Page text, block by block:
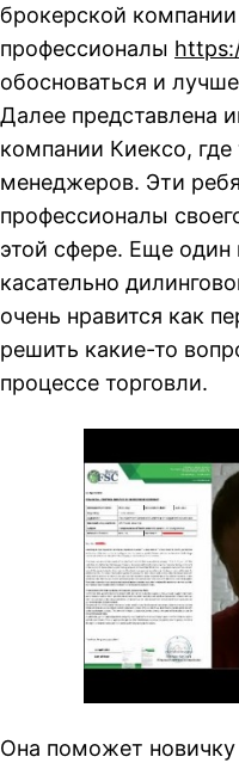
брокерской
профессионалы
обосноваться и
Далее представлена
компании Киексо,
менеджеров. Эти
профессионалы
этой сфере. Еще один
касательно
очень нравится как
решить какие-то
процессе торговли.
Она поможет новичку